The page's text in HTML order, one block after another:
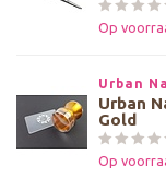
Op
Urban
Urban
Gold
Op